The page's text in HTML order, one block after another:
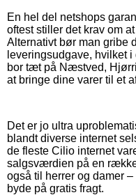
En hel del netshops
oftest stiller det krav om
Alternativt bør man gribe
leveringsudgave, hvilket
bor tæt på Næstved,
at bringe dine varer til et
Det er jo ultra
blandt diverse internet
de fleste Cilio internet
salgsværdien på en
også til herrer og damer
byde på gratis fragt.